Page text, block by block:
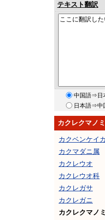
テキスト翻訳
中国語⇒日
日本語⇒中
カクレクマノ
カクベンケイ
カクマダニ属
カクレウオ
カクレウオ科
カクレガサ
カクレガニ
カクレクマノミ